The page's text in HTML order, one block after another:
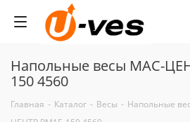
Напольные весы МАС-
150 4560
Главная - Каталог - Весы - Напольные